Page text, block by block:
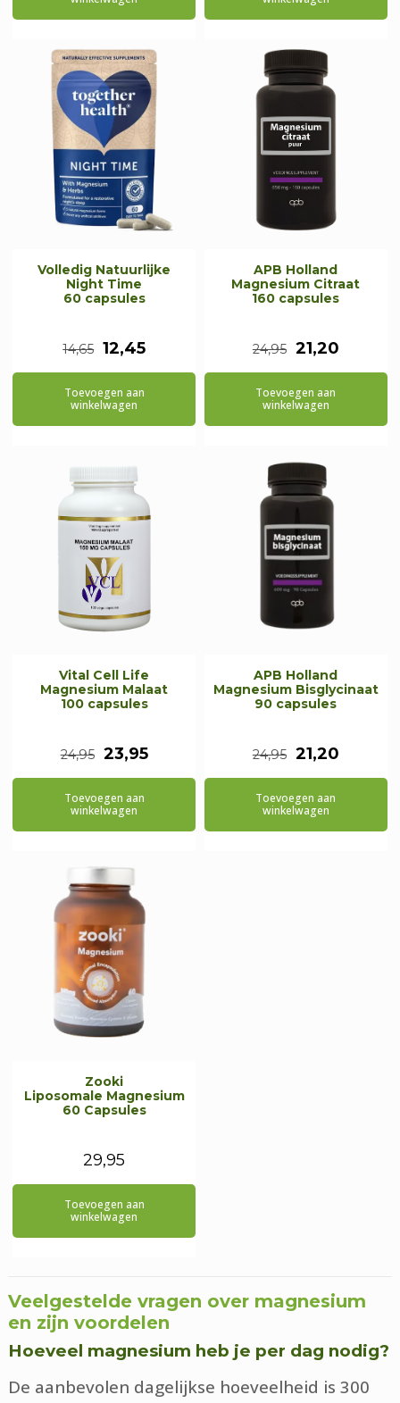
Volledig Natuurlijke
Night Time
60 capsules
14,65 Oorspronkelijke
prijs
was:
€14,65.
12,45Huidige
prijs
€12,45.
Toevoegen aan
winkelwagen
APB Holland
Magnesium Citraat
160 capsules
24,95
prijs
was:
€24,95.
21,20
prijs
€21,20.
Toevoegen aan
winkelwagen
Vital Cell Life
Magnesium Malaat
100 capsules
24,95 Oorspronkelijke
prijs
was:
23,95Huidige
prijs
Toevoegen aan
winkelwagen
APB Holland
Magnesium Bisglycinaat
90 capsules
24,95
prijs
was:
21,20
prijs
Toevoegen aan
winkelwagen
Zooki
Liposomale Magnesium
60 Capsules
29,95
Toevoegen aan
winkelwagen
Veelgestelde vragen over magnesium
en zijn voordelen
Hoeveel magnesium heb je per dag nodig?
De aanbevolen dagelijkse hoeveelheid is 300